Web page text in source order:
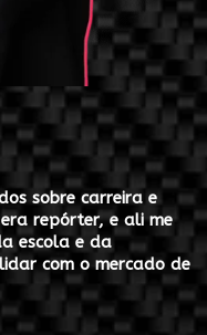
sobre carreira e
repórter, e ali me
escola e da
com o mercado de